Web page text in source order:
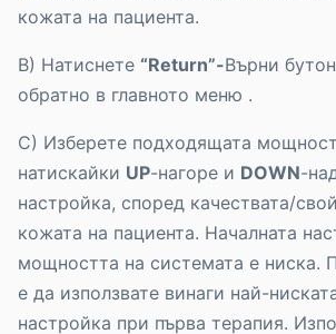
кожата на пациента.
B) Натиснете “Return”-Върни
обратно в главното меню .
C) Изберете подходящата
натискайки UP-нагоре и DOWN-
настройка, според качествата/
кожата на пациента. Началната
мощността на системата е ниска.
е да използвате винаги най-
настройка при първа терапия.